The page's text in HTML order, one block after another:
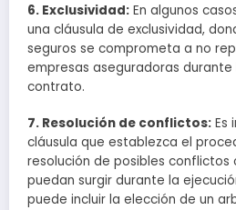
6. Exclusividad: En algunos
una cláusula de exclusividad,
seguros se comprometa a no
empresas aseguradoras
contrato.
7. Resolución de conflictos: Es
cláusula que establezca el
resolución de posibles conflictos
puedan surgir durante la
puede incluir la elección de un